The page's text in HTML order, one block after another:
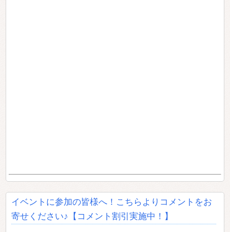
イベントに参加の皆様へ！こちらよりコメントをお
寄せください♪【コメント割引実施中！】